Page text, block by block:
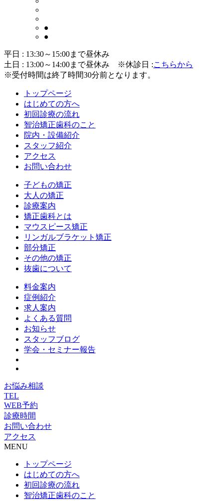
●
●
平日 : 13:30～15:00まで昼休み
土日 : 13:00～14:00まで昼休み
※休診日 :こちらから
※受付時間は終了時間30分前となります。
トップページ
はじめての方へ
初回診療の流れ
智治矯正歯科のこと
院内・設備紹介
スタッフ紹介
アクセス
お問い合わせ
子どもの矯正
大人の矯正
診療案内
矯正歯科とは
マウスピース矯正
リンガルブラケット矯正
部分矯正
その他の矯正
抜歯について
料金案内
症例紹介
求人案内
よくある質問
お知らせ
スタッフブログ
学会・セミナー報告
お悩み相談
TEL
WEB予約
診療時間
お問い合わせ
アクセス
MENU
トップページ
はじめての方へ
初回診療の流れ
智治矯正歯科のこと